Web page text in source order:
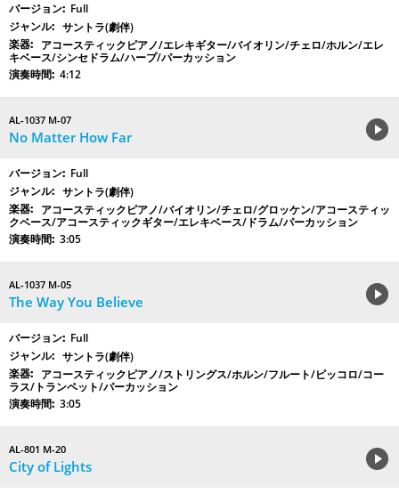
Full
サントラ(劇伴)
アコースティックピアノ/エレキギター/バイオリン/チェロ/ホルン/エレ
キベース/シンセドラム/ハープ/パーカッション
4:12
AL-1037 M-07
No Matter How Far
Full
サントラ(劇伴)
アコースティックピアノ/バイオリン/チェロ/グロッケン/アコースティッ
クベース/アコースティックギター/エレキベース/ドラム/パーカッション
3:05
AL-1037 M-05
The Way You Believe
Full
サントラ(劇伴)
アコースティックピアノ/ストリングス/ホルン/フルート/ピッコロ/コー
ラス/トランペット/パーカッション
3:05
AL-801 M-20
City of Lights